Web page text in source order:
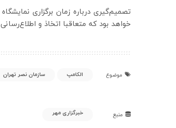
تصمیم‌گیری درباره زمان برگزاری
خواهد بود که متعاقبا اتخاذ و
موضوع الکامپ سازمان نصر تهران
منبع خبرگزاری مهر